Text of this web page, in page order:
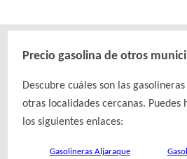
Precio gasolina de otros
Descubre cuáles son las
otras localidades cercanas. Puedes
los siguientes enlaces:
Gasolineras Aljaraque